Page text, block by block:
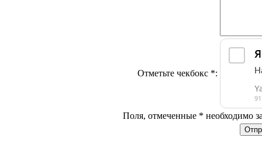
Отметьте чекбокс *:
Поля, отмеченные * необходимо